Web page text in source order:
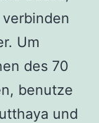
Um
des 70
benutze
und